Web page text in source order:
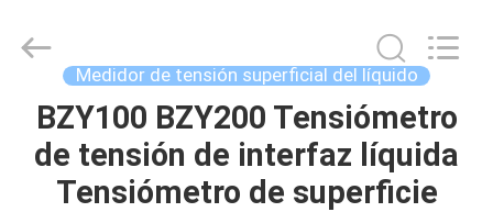
HOGAR
PRODUCTOS
Proveedor.
Copyright
Wuhan
Technology
Medidor de tensión superficial del líquido
BZY100 BZY200 Tensiómetro
de tensión de interfaz líquida
Tensiómetro de superficie